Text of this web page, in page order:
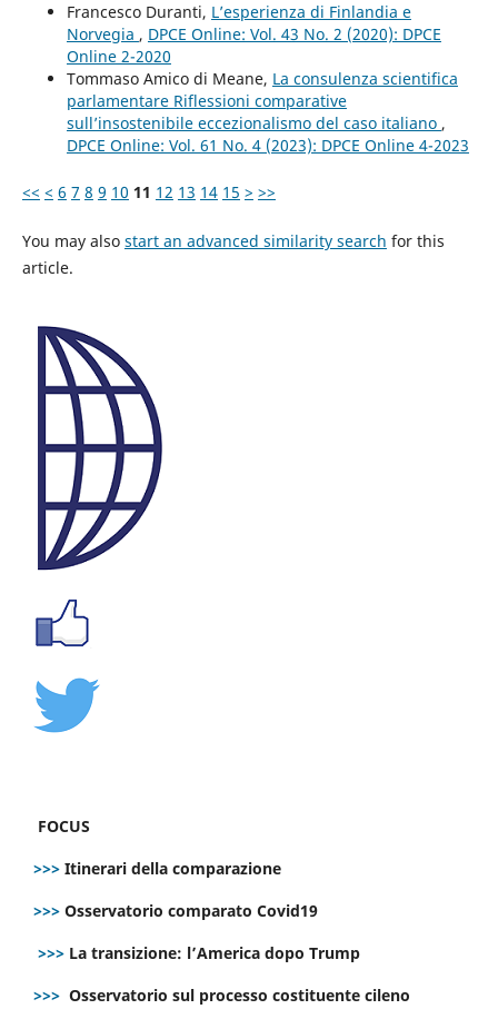
Francesco Duranti, L’esperienza di Finlandia e
Norvegia , DPCE Online: Vol. 43 No. 2 (2020): DPCE
Online 2-2020
Tommaso Amico di Meane, La consulenza scientifica
parlamentare Riflessioni comparative
sull’insostenibile eccezionalismo del caso italiano ,
DPCE Online: Vol. 61 No. 4 (2023): DPCE Online 4-2023
<< < 6 7 8 9 10 11 12 13 14 15 > >>
You may also start an advanced similarity search for this
article.
FOCUS
>>> Itinerari della comparazione
>>> Osservatorio comparato Covid19
>>> La transizione: l’America dopo Trump
>>> Osservatorio sul processo costituente cileno